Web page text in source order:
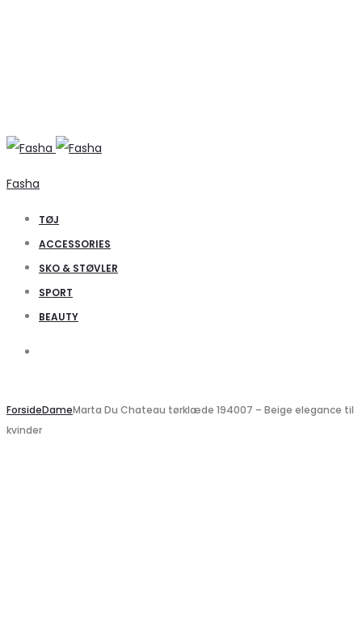
Fasha
TØJ
ACCESSORIES
SKO & STØVLER
SPORT
BEAUTY
ForsideDameMarta Du Chateau tørklæde 194007 – Beige elegance til
kvinder